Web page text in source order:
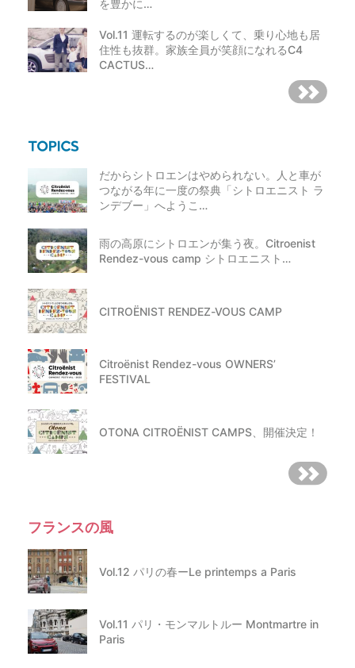
を豊かに…
Vol.11 運転するのが楽しくて、乗り心地も居
住性も抜群。家族全員が笑顔になれるC4
CACTUS…
だからシトロエンはやめられない。人と車が
つながる年に一度の祭典「シトロエニスト ラ
ンデブー」へようこ…
雨の高原にシトロエンが集う夜。Citroenist
Rendez-vous camp シトロエニスト…
CITROËNIST RENDEZ-VOUS CAMP
Citroënist Rendez-vous OWNERS’
FESTIVAL
OTONA CITROËNIST CAMPS、開催決定！
フランスの風
Vol.12 パリの春ーLe printemps a Paris
Vol.11 パリ・モンマルトルー Montmartre in
Paris